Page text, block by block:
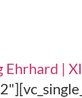
Ehrhard |